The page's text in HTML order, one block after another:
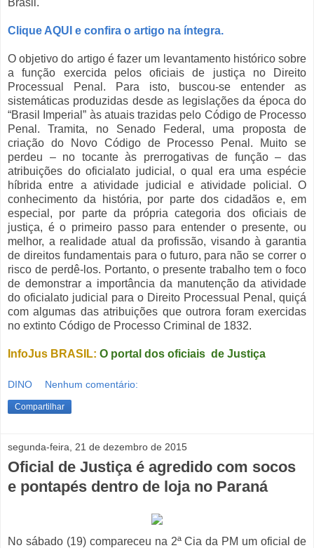
Brasil.
Clique AQUI e confira o artigo na íntegra.
O objetivo do artigo é fazer um levantamento histórico sobre
a função exercida pelos oficiais de justiça no Direito
Processual Penal. Para isto, buscou-se entender as
sistemáticas produzidas desde as legislações da época do
“Brasil Imperial” às atuais trazidas pelo Código de Processo
Penal. Tramita, no Senado Federal, uma proposta de
criação do Novo Código de Processo Penal. Muito se
perdeu – no tocante às prerrogativas de função – das
atribuições do oficialato judicial, o qual era uma espécie
híbrida entre a atividade judicial e atividade policial. O
conhecimento da história, por parte dos cidadãos e, em
especial, por parte da própria categoria dos oficiais de
justiça, é o primeiro passo para entender o presente, ou
melhor, a realidade atual da profissão, visando à garantia
de direitos fundamentais para o futuro, para não se correr o
risco de perdê-los. Portanto, o presente trabalho tem o foco
de demonstrar a importância da manutenção da atividade
do oficialato judicial para o Direito Processual Penal, quiçá
com algumas das atribuições que outrora foram exercidas
no extinto Código de Processo Criminal de 1832.
InfoJus BRASIL: O portal dos oficiais de Justiça
DINO Nenhum comentário:
Compartilhar
segunda-feira, 21 de dezembro de 2015
Oficial de Justiça é agredido com socos
e pontapés dentro de loja no Paraná
No sábado (19) compareceu na 2ª Cia da PM um oficial de